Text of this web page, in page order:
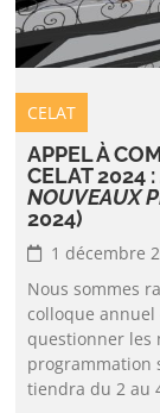
CELAT
APPEL À
CELAT 2024 :
NOUVEAUX
2024)
1 décembre
Nous sommes
colloque annuel
questionner les
programmation
tiendra du 2 au